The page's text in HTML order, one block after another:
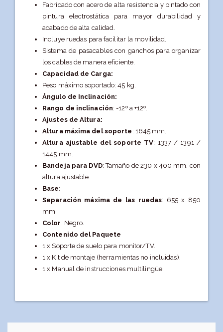
Fabricado con acero de alta resistencia y pintado con
pintura electrostática para mayor durabilidad y
acabado de alta calidad.
Incluye ruedas para facilitar la movilidad.
Sistema de pasacables con ganchos para organizar
los cables de manera eficiente.
Capacidad de Carga:
Peso máximo soportado: 45 kg.
Ángulo de Inclinación:
Rango de inclinación: -12º a +12º.
Ajustes de Altura:
Altura máxima del soporte : 1645 mm.
Altura ajustable del soporte TV: 1337 / 1391 /
1445 mm.
Bandeja para DVD: Tamaño de 230 x 400 mm, con
altura ajustable.
Base:
Separación máxima de las ruedas: 655 x 850
mm.
Color : Negro.
Contenido del Paquete
1 x Soporte de suelo para monitor/TV.
1 x Kit de montaje (herramientas no incluidas).
1 x Manual de instrucciones multilingüe.